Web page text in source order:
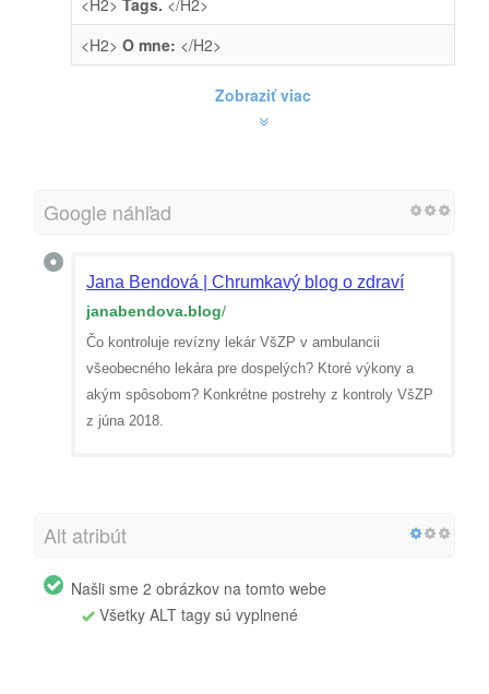
<H2> O mne: </H2>
Zobraziť viac
Google náhľad
Jana Bendová | Chrumkavý blog o zdraví
janabendova.blog/
Čo kontroluje revízny lekár VšZP v ambulancii
všeobecného lekára pre dospelých? Ktoré výkony a
akým spôsobom? Konkrétne postrehy z kontroly VšZP
z júna 2018.
Alt atribút
Našli sme 2 obrázkov na tomto webe
Všetky ALT tagy sú vyplnené